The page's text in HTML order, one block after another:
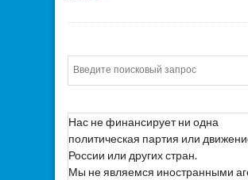
Нас не финансирует ни одна
политическая партия или
России или других стран.
Мы не являемся иностранными